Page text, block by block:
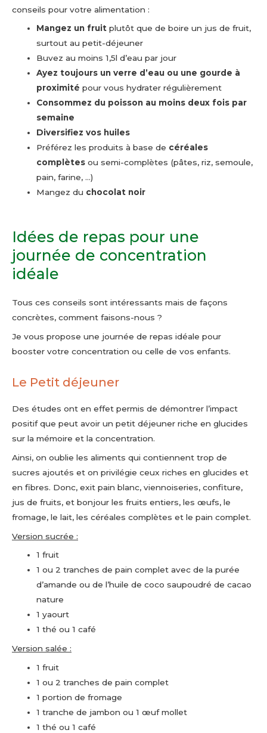
conseils pour votre alimentation :
Mangez un fruit plutôt que de boire un jus de fruit,
surtout au petit-déjeuner
Buvez au moins 1,5l d’eau par jour
Ayez toujours un verre d’eau ou une gourde à
proximité pour vous hydrater régulièrement
Consommez du poisson au moins deux fois par
semaine
Diversifiez vos huiles
Préférez les produits à base de céréales
complètesou semi-complètes (pâtes, riz, semoule,
pain, farine, …)
Mangez du chocolat noir
Idées de repas pour une
journée de concentration
idéale
Tous ces conseils sont intéressants mais de façons
concrètes, comment faisons-nous ?
Je vous propose une journée de repas idéale pour
booster votre concentration ou celle de vos enfants.
Le Petit déjeuner
Des études ont en effet permis de démontrer l’impact
positif que peut avoir un petit déjeuner riche en glucides
sur la mémoire et la concentration.
Ainsi, on oublie les aliments qui contiennent trop de
sucres ajoutés et on privilégie ceux riches en glucides et
en fibres. Donc, exit pain blanc, viennoiseries, confiture,
jus de fruits, et bonjour les fruits entiers, les œufs, le
fromage, le lait, les céréales complètes et le pain complet.
Version sucrée :
1 fruit
1 ou 2 tranches de pain complet avec de la purée
d’amande ou de l’huile de coco saupoudré de cacao
nature
1 yaourt
1 thé ou 1 café
Version salée :
1 fruit
1 ou 2 tranches de pain complet
1 portion de fromage
1 tranche de jambon ou 1 œuf mollet
1 thé ou 1 café